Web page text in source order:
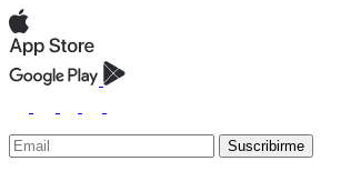
Suscribirme